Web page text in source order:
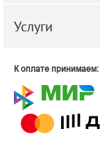
Услуги
К оплате принимаем: